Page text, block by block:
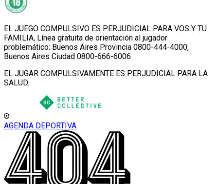
EL JUEGO COMPULSIVO ES PERJUDICIAL PARA VOS Y TU
FAMILIA, Línea gratuita de orientación al jugador
problemático: Buenos Aires Provincia 0800-444-4000,
Buenos Aires Ciudad 0800-666-6006
EL JUGAR COMPULSIVAMENTE ES PERJUDICIAL PARA LA
SALUD.
AGENDA DEPORTIVA